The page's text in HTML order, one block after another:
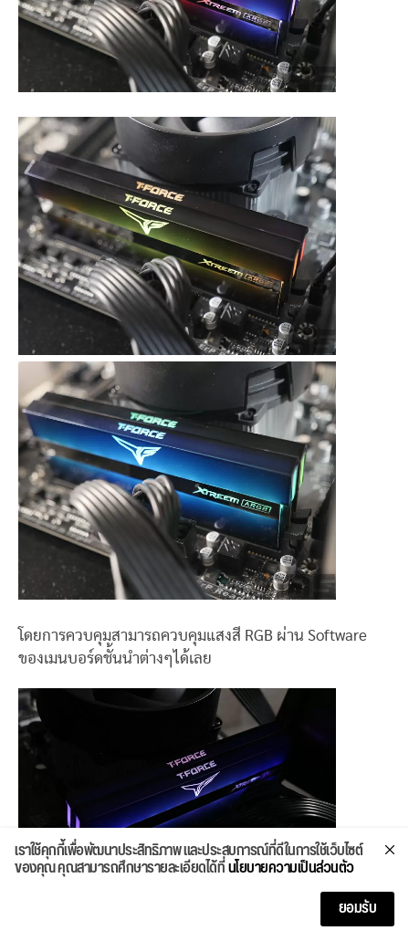
โดยการควบคุมสามารถควบคุมแสงสี RGB ผ่าน Software
ของเมนบอร์ดชั้นนำต่างๆได้เลย
เราใช้คุกกี้เพื่อพัฒนาประสิทธิภาพ และประสบการณ์ที่ดีในการใช้เว็บไซต์
ของคุณ คุณสามารถศึกษารายละเอียดได้ที่นโยบายความเป็นส่วนตัว
ยอมรับ